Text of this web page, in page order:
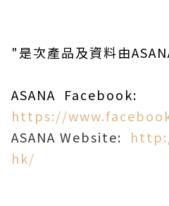
"是次產品及資料由
ASANA Facebook:
https://
ASANA Website:
hk/